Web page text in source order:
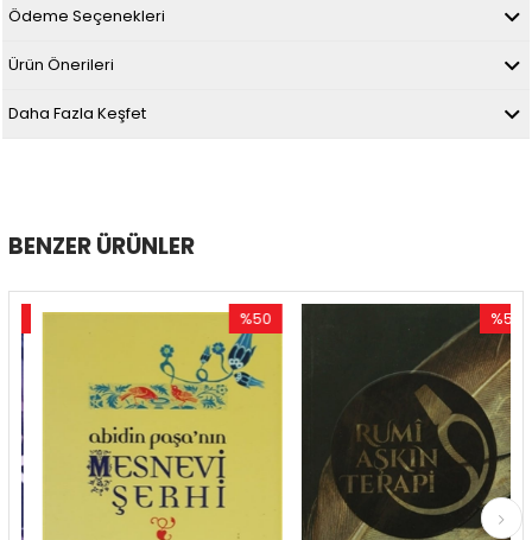
Ödeme Seçenekleri
Ürün Önerileri
Daha Fazla Keşfet
BENZER ÜRÜNLER
%50
İndirim
%50İndirim
%50
İndirim